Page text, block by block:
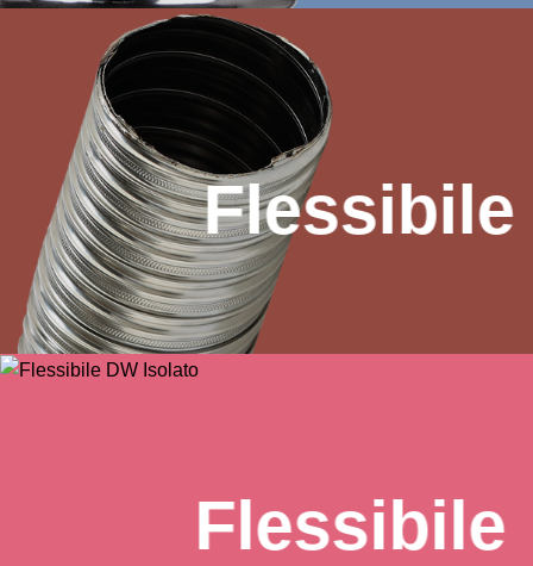
Flessibile
Flessibile